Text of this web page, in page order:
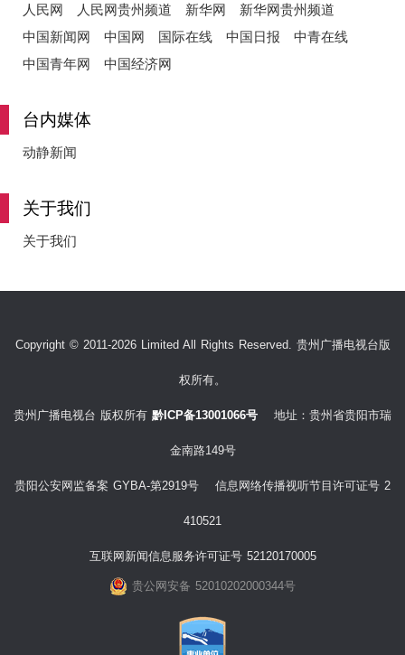
人民网 人民网贵州频道 新华网
新华网贵州频道
中国新闻网
中国网 国际在线 中国日报
中青在线
中国青年网
中国经济网
台内媒体
动静新闻
关于我们
关于我们
Copyright © 2011-2026 Limited All Rights Reserved. 贵州广播电视台版
权所有。
贵州广播电视台 版权所有 黔ICP备13001066号 地址：贵州省贵阳市瑞
金南路149号
贵阳公安网监备案 GYBA-第2919号 信息网络传播视听节目许可证号 2
410521
互联网新闻信息服务许可证号 52120170005
贵公网安备 52010202000344号